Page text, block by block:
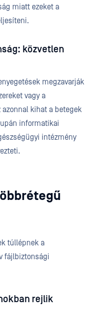
miatt ezeket a
közvetlen
megzavarják
vagy a
kihat a betegek
informatikai
intézmény
túllépnek a
fájlbiztonsági
rejlik